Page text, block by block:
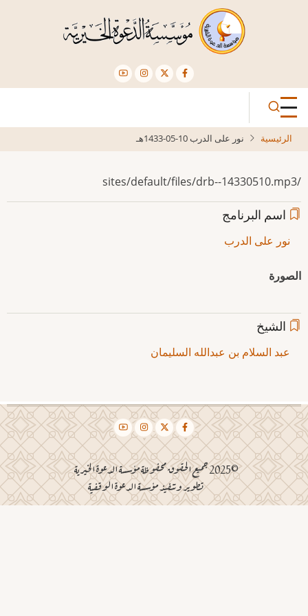
الرئيسية نور على الدرب 10-05-1433هـ
/sites/default/files/drb--14330510.mp3
اسم البرنامج
نور على الدرب
الصورة
الشيخ
عبد السلام بن عبدالله السليمان
©2025 جميع الحقوق محفوظة مؤسسة الدعوة الخيرية
تطوير وتنفيذ مؤسسة الدعوة الوقفية